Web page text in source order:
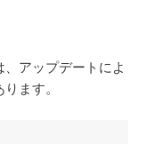
アップデートによ
ます。